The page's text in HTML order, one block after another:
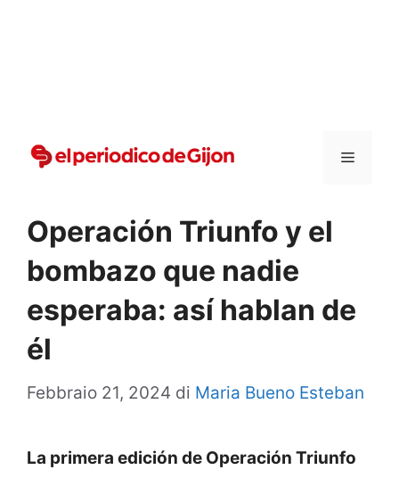
Menu
Operación Triunfo y el
bombazo que nadie
esperaba: así hablan de
él
Febbraio 21, 2024 di Maria Bueno Esteban
La primera edición de Operación Triunfo